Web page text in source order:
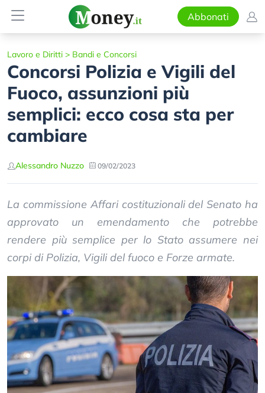
Abbonati
Lavoro e Diritti > Bandi e Concorsi
Concorsi Polizia e Vigili del
Fuoco, assunzioni più
semplici: ecco cosa sta per
cambiare
Alessandro Nuzzo 09/02/2023
La commissione Affari costituzionali del Senato ha
approvato un emendamento che potrebbe
rendere più semplice per lo Stato assumere nei
corpi di Polizia, Vigili del fuoco e Forze armate.